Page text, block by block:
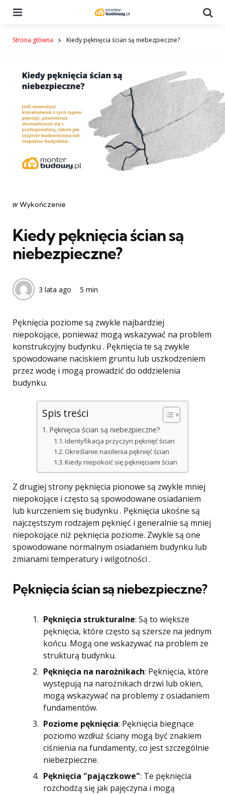
Strona główna Kiedy pęknięcia ścian są niebezpieczne?
Categories
post
w Wykończenie
Kiedy pęknięcia ścian są
niebezpieczne?
3 lata ago 5 min
Pęknięcia poziome są zwykle najbardziej
niepokojące, ponieważ mogą wskazywać na problem
konstrukcyjny budynku . Pęknięcia te są zwykle
spowodowane naciskiem gruntu lub uszkodzeniem
przez wodę i mogą prowadzić do oddzielenia
budynku.
Spis treści
Pęknięcia ścian są niebezpieczne?
Identyfikacja przyczyn pęknięć ścian
Określanie nasilenia pęknięć ścian
Kiedy niepokoić się pęknięciami ścian
Z drugiej strony pęknięcia pionowe są zwykle mniej
niepokojące i często są spowodowane osiadaniem
lub kurczeniem się budynku . Pęknięcia ukośne są
najczęstszym rodzajem pęknięć i generalnie są mniej
niepokojące niż pęknięcia poziome. Zwykle są one
spowodowane normalnym osiadaniem budynku lub
zmianami temperatury i wilgotności .
Pęknięcia ścian są niebezpieczne?
Pęknięcia strukturalne: Są to większe
pęknięcia, które często są szersze na jednym
końcu. Mogą one wskazywać na problem ze
strukturą budynku.
Pęknięcia na narożnikach: Pęknięcia, które
występują na narożnikach drzwi lub okien,
mogą wskazywać na problemy z osiadaniem
fundamentów.
Poziome pęknięcia: Pęknięcia biegnące
poziomo wzdłuż ściany mogą być znakiem
ciśnienia na fundamenty, co jest szczególnie
niebezpieczne.
Pęknięcia "pajączkowe": Te pęknięcia
rozchodzą się jak pajęczyna i mogą